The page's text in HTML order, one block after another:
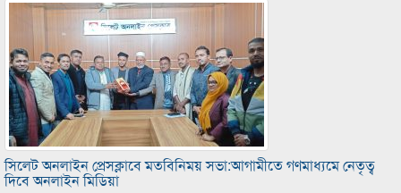
সিলেট অনলাইন প্রেসক্লাবে মতবিনিময় সভা:আগামীতে গণমাধ্যমে নেতৃত্ব
দিবে অনলাইন মিডিয়া